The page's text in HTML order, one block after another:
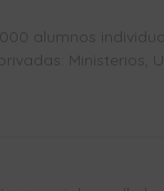
alumnos
Ministerios,